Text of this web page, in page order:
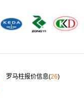
罗马柱报价信息(26)